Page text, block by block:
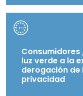
luz verde a la
derogación de
privacidad